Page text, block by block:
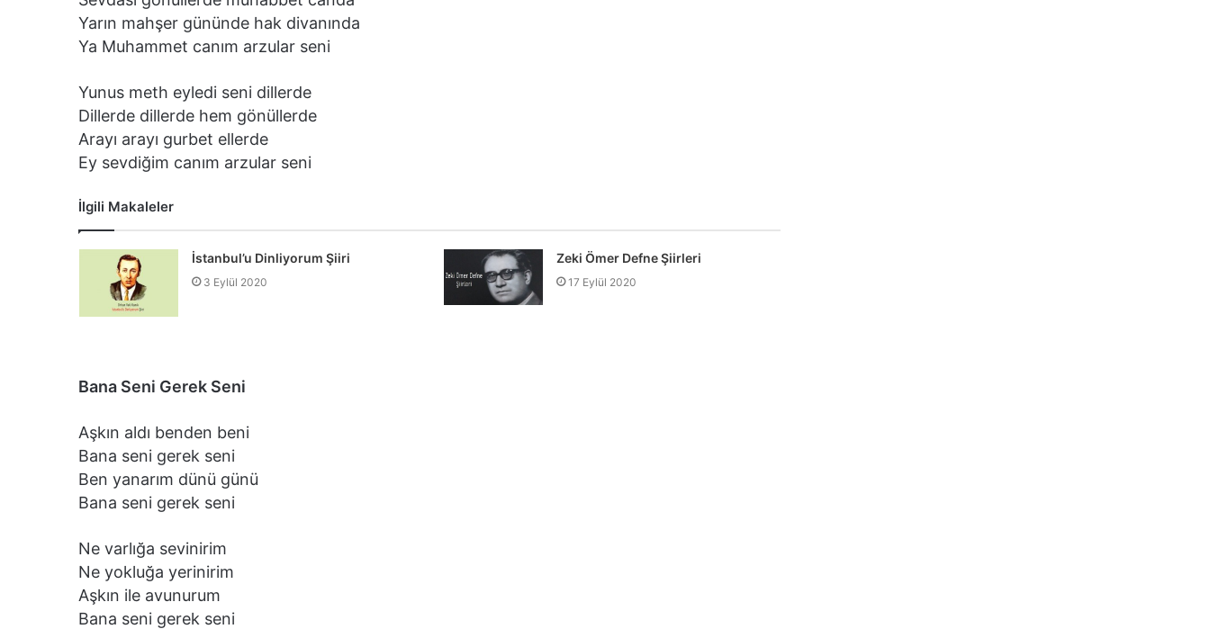
Yarın mahşer gününde hak divanında
Ya Muhammet canım arzular seni
Yunus meth eyledi seni dillerde
Dillerde dillerde hem gönüllerde
Arayı arayı gurbet ellerde
Ey sevdiğim canım arzular seni
İlgili Makaleler
İstanbul’u Dinliyorum Şiiri
3 Eylül 2020
Zeki Ömer Defne Şiirleri
17 Eylül 2020
Bana Seni Gerek Seni
Aşkın aldı benden beni
Bana seni gerek seni
Ben yanarım dünü günü
Bana seni gerek seni
Ne varlığa sevinirim
Ne yokluğa yerinirim
Aşkın ile avunurum
Bana seni gerek seni